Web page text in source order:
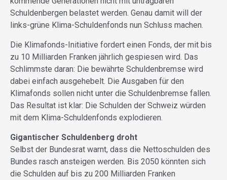
Schuldenbergen belastet werden. Genau damit will der
links-grüne Klima-Schuldenfonds nun Schluss machen.
Die Klimafonds-Initiative fordert einen Fonds, der mit bis
zu 10 Milliarden Franken jährlich gespiesen wird. Das
Schlimmste daran: Die bewährte Schuldenbremse wird
dabei einfach ausgehebelt. Die Ausgaben für den
Klimafonds sollen nicht unter die Schuldenbremse fallen.
Das Resultat ist klar: Die Schulden der Schweiz würden
mit dem Klima-Schuldenfonds explodieren.
Gigantischer Schuldenberg droht
Selbst der Bundesrat warnt, dass die Nettoschulden des
Bundes rasch ansteigen werden. Bis 2050 könnten sich
die Schulden auf bis zu 200 Milliarden Franken